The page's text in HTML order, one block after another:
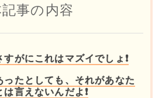
事の内容
がにこれはマズイでしょ❗
ったとしても、それがあなた
言えないんだよ❗